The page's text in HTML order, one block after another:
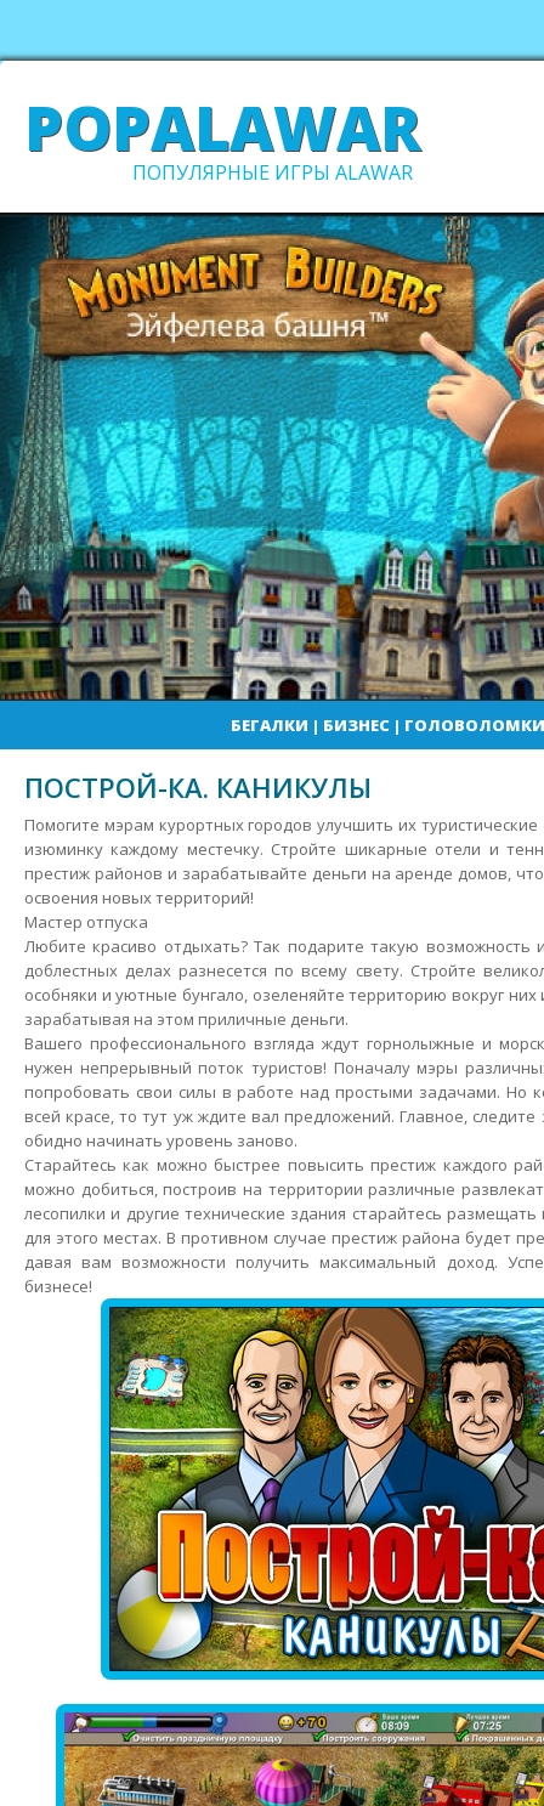
POPALAWAR
ПОПУЛЯРНЫЕ ИГРЫ ALAWAR
БЕГАЛКИ | БИЗНЕС| ГОЛОВОЛОМКИ
ПОСТРОЙ-КА. КАНИКУЛЫ
Помогите мэрам курортных городов улучшить их
изюминку каждому местечку. Стройте шикарные отели и
престиж районов и зарабатывайте деньги на аренде домов,
освоения новых территорий!
Мастер отпуска
Любите красиво отдыхать?Так подарите такую возможность
доблестных делах разнесется по всему свету. Стройте
особняки и уютные бунгало, озеленяйте территорию вокруг
зарабатывая на этом приличные деньги.
Вашего профессионального взгляда ждут горнолыжные и
нужен непрерывный поток туристов! Поначалу мэры
попробовать свои силы в работе над простыми задачами. Но
всей красе, то тут уж ждите вал предложений. Главное,
обидно начинать уровень заново.
Старайтесь как можно быстрее повысить престиж каждого
можно добиться, построив на территории различные
лесопилки и другие технические здания старайтесь
для этого местах. В противном случае престиж района будет
давая вам возможности получить максимальный доход.
бизнесе!